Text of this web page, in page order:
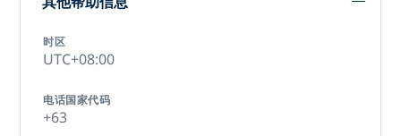
时区
UTC+08:00
电话国家代码
+63